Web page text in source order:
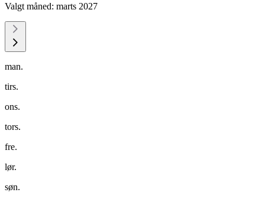
Valgt måned: marts 2027
man.
tirs.
ons.
tors.
fre.
lør.
søn.